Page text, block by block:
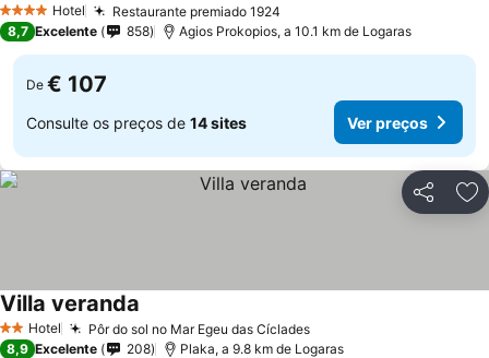
4 EstrelasHotel Restaurante premiado 1924
8,7 Excelente 858 Agios Prokopios, a 10.1 km de Logaras
De € 107
Consulte os preços de 14 sites Ver preços
Partilhar
2 Estrelas
Hotel Pôr do sol no Mar Egeu das Cíclades
Villa veranda
8,9 Excelente 208 Plaka, a 9.8 km de Logaras